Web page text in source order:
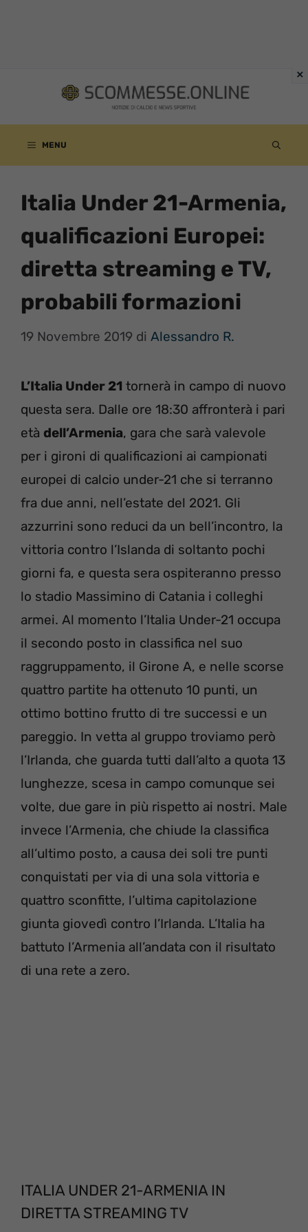
contenuto
MENU
Italia Under 21-Armenia,
qualificazioni Europei:
diretta streaming e TV,
probabili formazioni
19 Novembre 2019 di Alessandro R.
L’Italia Under 21 tornerà in campo di nuovo
questa sera. Dalle ore 18:30 affronterà i pari
età dell’Armenia, gara che sarà valevole
per i gironi di qualificazioni ai campionati
europei di calcio under-21 che si terranno
fra due anni, nell’estate del 2021. Gli
azzurrini sono reduci da un bell’incontro, la
vittoria contro l’Islanda di soltanto pochi
giorni fa, e questa sera ospiteranno presso
lo stadio Massimino di Catania i colleghi
armei. Al momento l’Italia Under-21 occupa
il secondo posto in classifica nel suo
raggruppamento, il Girone A, e nelle scorse
quattro partite ha ottenuto 10 punti, un
ottimo bottino frutto di tre successi e un
pareggio. In vetta al gruppo troviamo però
l’Irlanda, che guarda tutti dall’alto a quota 13
lunghezze, scesa in campo comunque sei
volte, due gare in più rispetto ai nostri. Male
invece l’Armenia, che chiude la classifica
all’ultimo posto, a causa dei soli tre punti
conquistati per via di una sola vittoria e
quattro sconfitte, l’ultima capitolazione
giunta giovedì contro l’Irlanda. L’Italia ha
battuto l’Armenia all’andata con il risultato
di una rete a zero.
ITALIA UNDER 21-ARMENIA IN
DIRETTA STREAMING TV